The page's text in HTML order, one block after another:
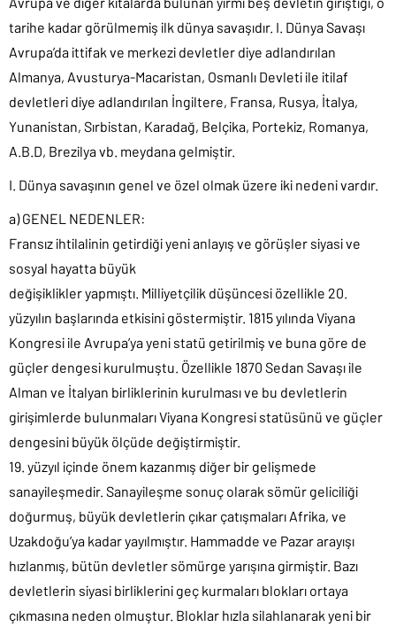
tarihe kadar görülmemiş ilk dünya savaşıdır. I. Dünya Savaşı
Avrupa’da ittifak ve merkezi devletler diye adlandırılan
Almanya, Avusturya-Macaristan, Osmanlı Devleti ile itilaf
devletleri diye adlandırılan İngiltere, Fransa, Rusya, İtalya,
Yunanistan, Sırbistan, Karadağ, Belçika, Portekiz, Romanya,
A.B.D, Brezilya vb. meydana gelmiştir.
I. Dünya savaşının genel ve özel olmak üzere iki nedeni vardır.
a) GENEL NEDENLER:
Fransız ihtilalinin getirdiği yeni anlayış ve görüşler siyasi ve
sosyal hayatta büyük
değişiklikler yapmıştı. Milliyetçilik düşüncesi özellikle 20.
yüzyılın başlarında etkisini göstermiştir. 1815 yılında Viyana
Kongresi ile Avrupa’ya yeni statü getirilmiş ve buna göre de
güçler dengesi kurulmuştu. Özellikle 1870 Sedan Savaşı ile
Alman ve İtalyan birliklerinin kurulması ve bu devletlerin
girişimlerde bulunmaları Viyana Kongresi statüsünü ve güçler
dengesini büyük ölçüde değiştirmiştir.
19. yüzyıl içinde önem kazanmış diğer bir gelişmede
sanayileşmedir. Sanayileşme sonuç olarak sömür geliciliği
doğurmuş, büyük devletlerin çıkar çatışmaları Afrika, ve
Uzakdoğu’ya kadar yayılmıştır. Hammadde ve Pazar arayışı
hızlanmış, bütün devletler sömürge yarışına girmiştir. Bazı
devletlerin siyasi birliklerini geç kurmaları blokları ortaya
çıkmasına neden olmuştur. Bloklar hızla silahlanarak yeni bir